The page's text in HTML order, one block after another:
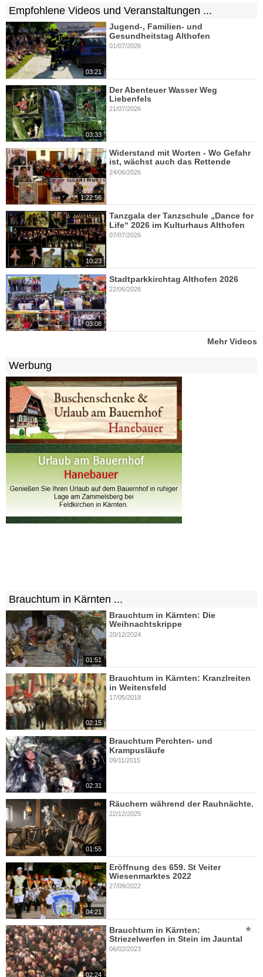
Empfohlene Videos und Veranstaltungen ...
03:21
Jugend-, Familien- und
Gesundheitstag Althofen
01/07/2026
03:33
Der Abenteuer Wasser Weg
Liebenfels
21/07/2026
1:22:56
Widerstand mit Worten - Wo Gefahr
ist, wächst auch das Rettende
24/06/2026
10:23
Tanzgala der Tanzschule „Dance for
Life“ 2026 im Kulturhaus Althofen
07/07/2026
03:08
Stadtparkkirchtag Althofen 2026
22/06/2026
Mehr Videos
Werbung
Brauchtum in Kärnten ...
01:51
Brauchtum in Kärnten: Die
Weihnachtskrippe
20/12/2024
02:15
Brauchtum in Kärnten: Kranzlreiten
in Weitensfeld
17/05/2018
02:31
Brauchtum Perchten- und
Krampusläufe
09/11/2015
01:55
Räuchern während der Rauhnächte.
22/12/2025
04:21
Eröffnung des 659. St Veiter
Wiesenmarktes 2022
27/09/2022
02:24
Brauchtum in Kärnten:
Striezelwerfen in Stein im Jauntal
06/02/2023